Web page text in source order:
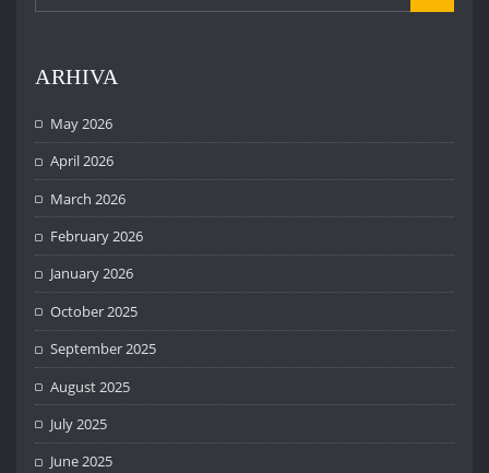
ARHIVA
May 2026
April 2026
March 2026
February 2026
January 2026
October 2025
September 2025
August 2025
July 2025
June 2025